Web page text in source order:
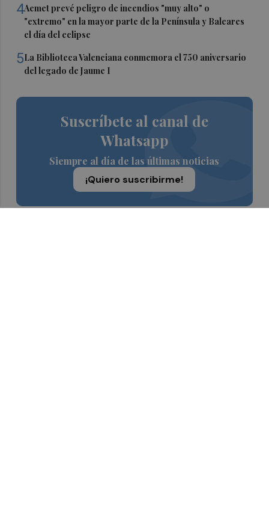
4Aemet prevé peligro de incendios "muy alto" o
"extremo" en la mayor parte de la Península y Baleares
el día del eclipse
5La Biblioteca Valenciana conmemora el 750 aniversario
del legado de Jaume I
Suscríbete al canal de
Whatsapp
Siempre al día de las últimas noticias
¡Quiero suscribirme!